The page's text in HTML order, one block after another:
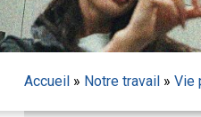
Accueil» Notre travail» Vie